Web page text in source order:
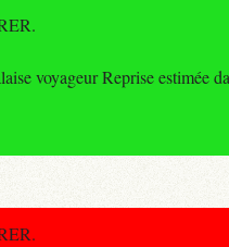
voyageur Reprise estimée